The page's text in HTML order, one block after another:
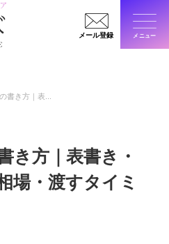
メール登録 メニュー
書き方｜表...
き方｜表書き・
場・渡すタイミ